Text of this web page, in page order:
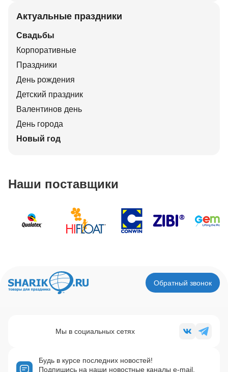
Актуальные праздники
Свадьбы
Корпоративные
Праздники
День рождения
Детский праздник
Валентинов день
День города
Новый год
Наши поставщики
Обратный звонок
Будь в курсе последних новостей!
Подпишись на наши новостные каналы e-mail,
Мы в социальных сетях